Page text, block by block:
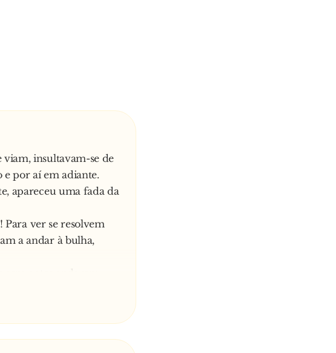
viam, insultavam-se de
por aí em adiante.
apareceu uma fada da
Para ver se resolvem
a andar à bulha,
antes andarem
a pedir os desejos.